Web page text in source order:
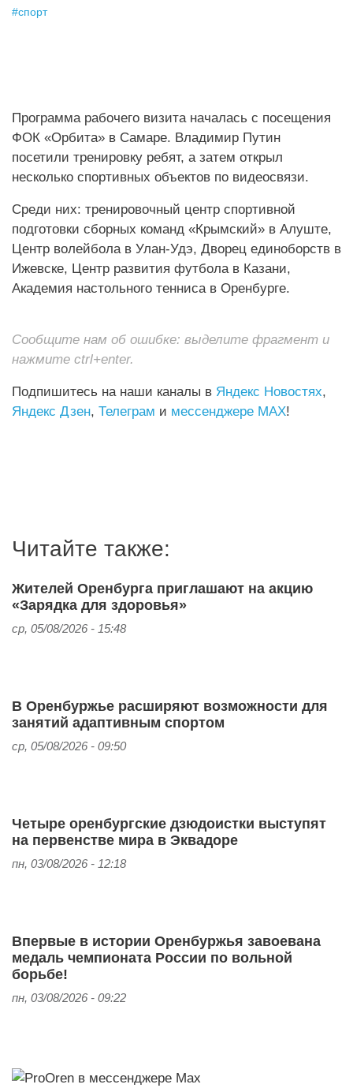
#спорт
Программа рабочего визита началась с посещения
ФОК «Орбита» в Самаре. Владимир Путин
посетили тренировку ребят, а затем открыл
несколько спортивных объектов по видеосвязи.
Среди них: тренировочный центр спортивной
подготовки сборных команд «Крымский» в Алуште,
Центр волейбола в Улан-Удэ, Дворец единоборств в
Ижевске, Центр развития футбола в Казани,
Академия настольного тенниса в Оренбурге.
Сообщите нам об ошибке: выделите фрагмент и
нажмите ctrl+enter.
Подпишитесь на наши каналы в Яндекс Новостях,
Яндекс Дзен, Телеграм и мессенджере MAX!
Читайте также:
Жителей Оренбурга приглашают на акцию
«Зарядка для здоровья»
ср, 05/08/2026 - 15:48
В Оренбуржье расширяют возможности для
занятий адаптивным спортом
ср, 05/08/2026 - 09:50
Четыре оренбургские дзюдоистки выступят
на первенстве мира в Эквадоре
пн, 03/08/2026 - 12:18
Впервые в истории Оренбуржья завоевана
медаль чемпионата России по вольной
борьбе!
пн, 03/08/2026 - 09:22